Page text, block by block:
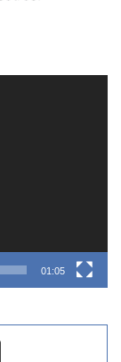
01:05